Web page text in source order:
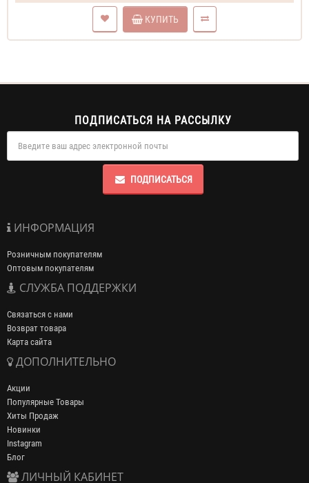
КУПИТЬ
ПОДПИСАТЬСЯ НА РАССЫЛКУ
ПОДПИСАТЬСЯ
ИНФОРМАЦИЯ
Розничным покупателям
Оптовым покупателям
СЛУЖБА ПОДДЕРЖКИ
Связаться с нами
Возврат товара
Карта сайта
ДОПОЛНИТЕЛЬНО
Акции
Популярные Товары
Хиты Продаж
Новинки
Instagram
Блог
ЛИЧНЫЙ КАБИНЕТ